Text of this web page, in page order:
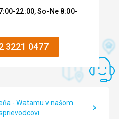
někdy chobotnice.
obsluha milá.
22:00, So-Ne 8:00-
3221 0477
- Watamu v našom